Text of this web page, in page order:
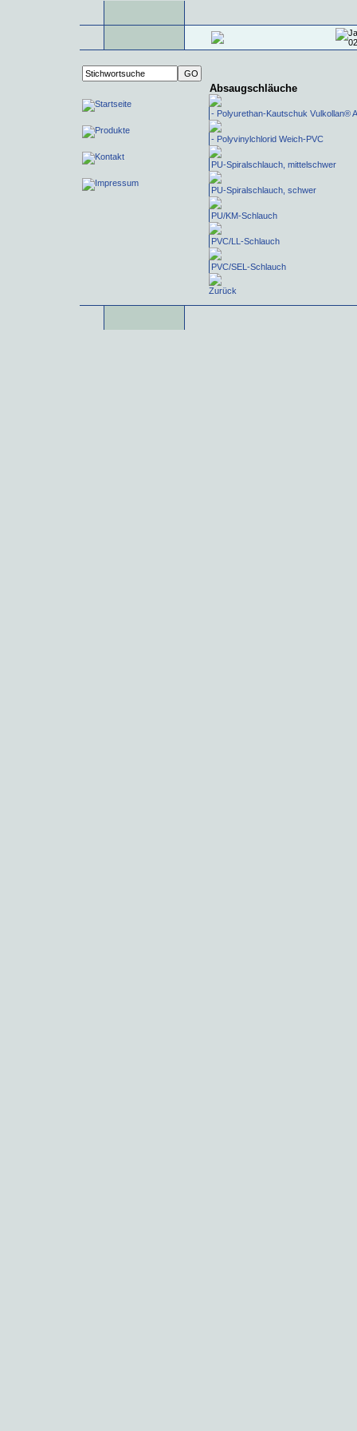
Absaugschläuche
- Polyurethan-Kautschuk Vulkollan®
- Polyvinylchlorid Weich-PVC
PU-Spiralschlauch, mittelschwer
PU-Spiralschlauch, schwer
PU/KM-Schlauch
PVC/LL-Schlauch
PVC/SEL-Schlauch
Zurück